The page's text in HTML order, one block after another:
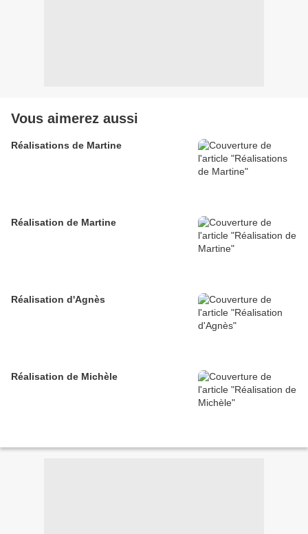
Vous aimerez aussi
Réalisations de Martine
Réalisation de Martine
Réalisation d'Agnès
Réalisation de Michèle